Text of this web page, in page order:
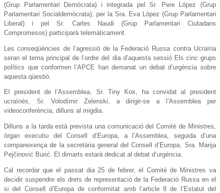
(Grup Parlamentari Demòcrata) i integrada pel Sr. Pere López (Grup
Parlamentari Socialdemòcrata), per la Sra. Eva López (Grup Parlamentari
Liberal) i pel Sr. Carles Naudi (Grup Parlamentari Ciutadans
Compromesos) participarà telemàticament.
Les conseqüències de l’agressió de la Federació Russa contra Ucraïna
seran el tema principal de l’ordre del dia d’aquesta sessió Els cinc grups
polítics que conformen l’APCE han demanat un debat d’urgència sobre
aquesta qüestió.
El president de l’Assemblea, Sr. Tiny Kox, ha convidat al president
ucraïnès, Sr. Volodímir Zelenski, a dirigir-se a l’Assemblea per
videoconferència, dilluns al migdia.
Dilluns a la tarda està prevista una comunicació del Comitè de Ministres,
òrgan executiu del Consell d’Europa, a l’Assemblea, seguida d’una
compareixença de la secretària general del Consell d’Europa, Sra. Marija
Pejčinović Burić. El dimarts estarà dedicat al debat d’urgència.
Cal recordar que el passat dia 25 de febrer, el Comitè de Ministres va
decidir suspendre els drets de representació de la Federació Russa en el
si del Consell d’Europa de conformitat amb l’article 8 de l’Estatut del